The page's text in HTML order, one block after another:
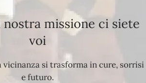
missione ci siete
voi
vicinanza si trasforma in cure, sorrisi
e futuro.